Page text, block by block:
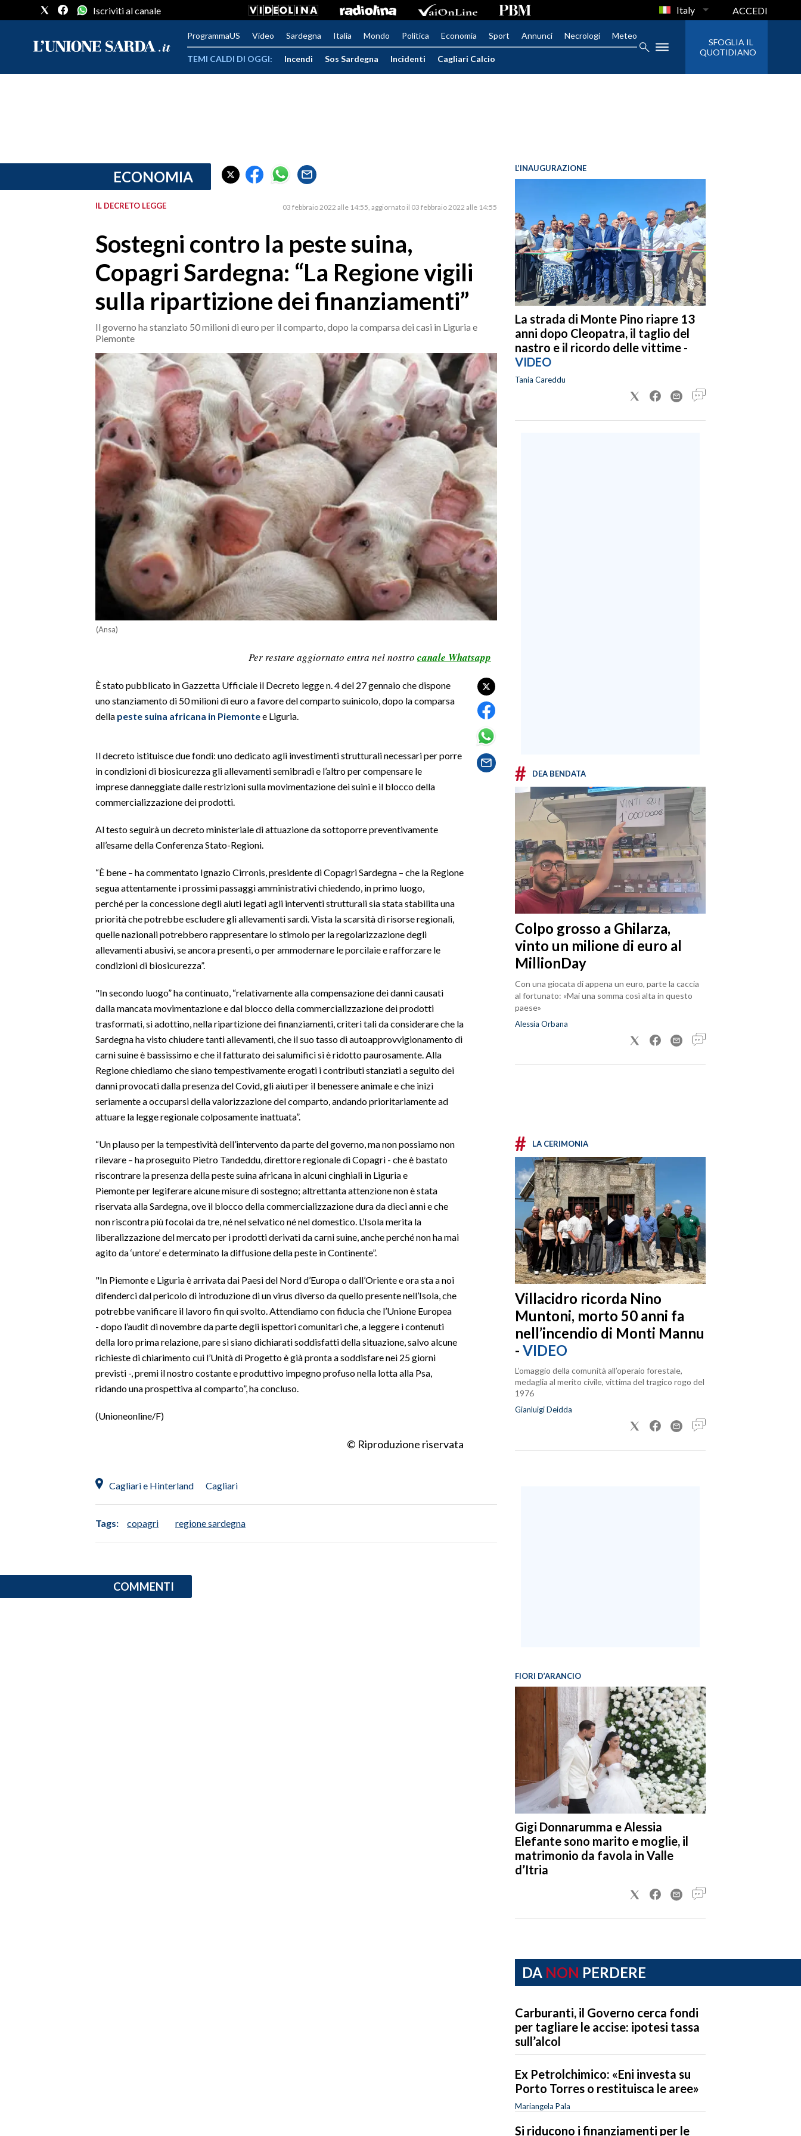
PROVINCIA DI CAGLIARI
Iscriviti al canale Italy ACCEDI
ProgrammaUS Video Sardegna Italia Mondo Politica Economia Sport Annunci Necrologi Meteo
TEMI CALDI DI OGGI: Incendi Sos Sardegna Incidenti Cagliari Calcio
SFOGLIA IL
QUOTIDIANO
ECONOMIA
IL DECRETO LEGGE 03 febbraio 2022 alle 14:55 aggiornato il 03 febbraio 2022 alle 14:55
Sostegni contro la peste suina,
Copagri Sardegna: “La Regione vigili
sulla ripartizione dei finanziamenti”
Il governo ha stanziato 50 milioni di euro per il comparto, dopo la comparsa dei casi in Liguria e
Piemonte
(Ansa)
Per restare aggiornato entra nel nostro canale Whatsapp
È stato pubblicato in Gazzetta Ufficiale il Decreto legge n. 4 del 27 gennaio che dispone
uno stanziamento di 50 milioni di euro a favore del comparto suinicolo, dopo la comparsa
della peste suina africana in Piemontee Liguria.
Il decreto istituisce due fondi: uno dedicato agli investimenti strutturali necessari per porre
in condizioni di biosicurezza gli allevamenti semibradi e l’altro per compensare le
imprese danneggiate dalle restrizioni sulla movimentazione dei suini e il blocco della
commercializzazione dei prodotti.
Al testo seguirà un decreto ministeriale di attuazione da sottoporre preventivamente
all’esame della Conferenza Stato-Regioni.
“È bene – ha commentato Ignazio Cirronis, presidente di Copagri Sardegna – che la Regione
segua attentamente i prossimi passaggi amministrativi chiedendo, in primo luogo,
perché per la concessione degli aiuti legati agli interventi strutturali sia stata stabilita una
priorità che potrebbe escludere gli allevamenti sardi. Vista la scarsità di risorse regionali,
quelle nazionali potrebbero rappresentare lo stimolo per la regolarizzazione degli
allevamenti abusivi, se ancora presenti, o per ammodernare le porcilaie e rafforzare le
condizioni di biosicurezza”.
"In secondo luogo” ha continuato, “relativamente alla compensazione dei danni causati
dalla mancata movimentazione e dal blocco della commercializzazione dei prodotti
trasformati, si adottino, nella ripartizione dei finanziamenti, criteri tali da considerare che la
Sardegna ha visto chiudere tanti allevamenti, che il suo tasso di autoapprovvigionamento di
carni suine è bassissimo e che il fatturato dei salumifici si è ridotto paurosamente. Alla
Regione chiediamo che siano tempestivamente erogati i contributi stanziati a seguito dei
danni provocati dalla presenza del Covid, gli aiuti per il benessere animale e che inizi
seriamente a occuparsi della valorizzazione del comparto, andando prioritariamente ad
attuare la legge regionale colposamente inattuata”.
“Un plauso per la tempestività dell’intervento da parte del governo, ma non possiamo non
rilevare – ha proseguito Pietro Tandeddu, direttore regionale di Copagri - che è bastato
riscontrare la presenza della peste suina africana in alcuni cinghiali in Liguria e
Piemonte per legiferare alcune misure di sostegno; altrettanta attenzione non è stata
riservata alla Sardegna, ove il blocco della commercializzazione dura da dieci anni e che
non riscontra più focolai da tre, né nel selvatico né nel domestico. L’Isola merita la
liberalizzazione del mercato per i prodotti derivati da carni suine, anche perché non ha mai
agito da ‘untore’ e determinato la diffusione della peste in Continente”.
"In Piemonte e Liguria è arrivata dai Paesi del Nord d’Europa o dall’Oriente e ora sta a noi
difenderci dal pericolo di introduzione di un virus diverso da quello presente nell’Isola, che
potrebbe vanificare il lavoro fin qui svolto. Attendiamo con fiducia che l’Unione Europea
- dopo l’audit di novembre da parte degli ispettori comunitari che, a leggere i contenuti
della loro prima relazione, pare si siano dichiarati soddisfatti della situazione, salvo alcune
richieste di chiarimento cui l’Unità di Progetto è già pronta a soddisfare nei 25 giorni
previsti -, premi il nostro costante e produttivo impegno profuso nella lotta alla Psa,
ridando una prospettiva al comparto”, ha concluso.
(Unioneonline/F)
© Riproduzione riservata
Cagliari e Hinterland Cagliari
Tags: copagri regione sardegna
COMMENTI
L’INAUGURAZIONE
La strada di Monte Pino riapre 13
anni dopo Cleopatra, il taglio del
nastro e il ricordo delle vittime -
VIDEO
Tania Careddu
# DEA BENDATA
Colpo grosso a Ghilarza,
vinto un milione di euro al
MillionDay
Con una giocata di appena un euro, parte la caccia
al fortunato: «Mai una somma così alta in questo
paese»
Alessia Orbana
# LA CERIMONIA
Villacidro ricorda Nino
Muntoni, morto 50 anni fa
nell’incendio di Monti Mannu
- VIDEO
L’omaggio della comunità all’operaio forestale,
medaglia al merito civile, vittima del tragico rogo del
1976
Gianluigi Deidda
FIORI D’ARANCIO
Gigi Donnarumma e Alessia
Elefante sono marito e moglie, il
matrimonio da favola in Valle
d’Itria
DA NON PERDERE
Carburanti, il Governo cerca fondi
per tagliare le accise: ipotesi tassa
sull’alcol
Ex Petrolchimico: «Eni investa su
Porto Torres o restituisca le aree»
Mariangela Pala
Si riducono i finanziamenti per le